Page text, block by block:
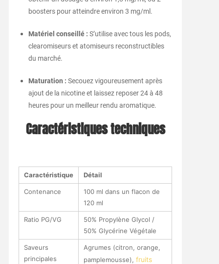
boosters pour atteindre environ 3 mg/ml.
Matériel conseillé : S’utilise avec tous les pods,
clearomiseurs et atomiseurs reconstructibles
du marché.
Maturation : Secouez vigoureusement après
ajout de la nicotine et laissez reposer 24 à 48
heures pour un meilleur rendu aromatique.
Caractéristiques techniques
Caractéristique Détail
Contenance
100 ml dans un flacon de
120 ml
Ratio PG/VG
50% Propylène Glycol /
50% Glycérine Végétale
Saveurs
principales
Agrumes (citron, orange,
pamplemousse), fruits